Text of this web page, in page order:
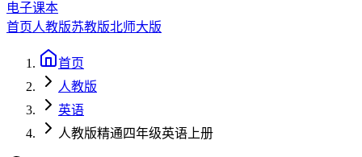
电子课本
首页人教版苏教版北师大版
首页
人教版
英语
人教版精通四年级英语上册